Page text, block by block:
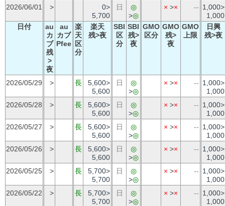
2026/06/01
>
0>
5,700
日
◎
>◎
× >× -- 1,000>
1,000
日付
au
カ
ブ
残
>
夜
au
カブ
Pfee
楽
天
区
分
楽天
残>夜
SBI
区
分
SBI
残>
夜
GMO
区分
GMO
残>
夜
GMO
上限
日興
残>夜
2026/05/29 > 長
5,600>
5,600
日
◎
>◎
× >× -- 1,000>
1,000
2026/05/28
> 長
5,600>
5,600
日
◎
>◎
× >× -- 1,000>
1,000
2026/05/27
> 長
5,600>
5,600
日
◎
>◎
× >× -- 1,000>
1,000
2026/05/26
> 長
5,600>
5,600
日
◎
>◎
× >× -- 1,000>
1,000
2026/05/25
> 長
5,700>
5,700
日
◎
>◎
× >× -- 1,000>
1,000
2026/05/22
> 長
5,700>
5,700
日
◎
>◎
× >× -- 1,000>
1,000